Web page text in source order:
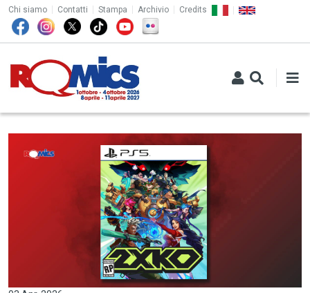
Salta al contenuto principale
TOP MENU
Chi siamo Contatti Stampa Archivio Credits